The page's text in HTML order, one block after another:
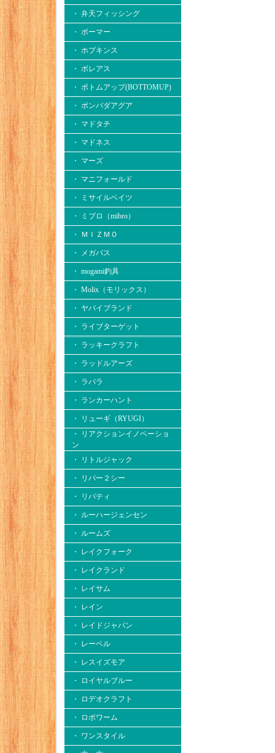
・ 弁天フィッシング
・ ボーマー
・ ホプキンス
・ ボレアス
・ ボトムアップ(BOTTOMUP)
・ ボンバダアグア
・ マドタチ
・ マドネス
・ マーズ
・ マニフォールド
・ ミサイルベイツ
・ ミブロ（mibro）
・ ＭＩＺＭＯ
・ メガバス
・ mogami釣具
・ Molix（モリックス）
・ ヤバイブランド
・ ライブターゲット
・ ラッキークラフト
・ ラッドルアーズ
・ ラパラ
・ ランカーハント
・ リューギ（RYUGI）
・ リアクションイノベーショ
ン
・ リトルジャック
・ リバー２シー
・ リバティ
・ ルーハージェンセン
・ ルームズ
・ レイクフォーク
・ レイクランド
・ レイサム
・ レイン
・ レイドジャパン
・ レーベル
・ レスイズモア
・ ロイヤルブルー
・ ロデオクラフト
・ ロボワーム
・ ワンスタイル